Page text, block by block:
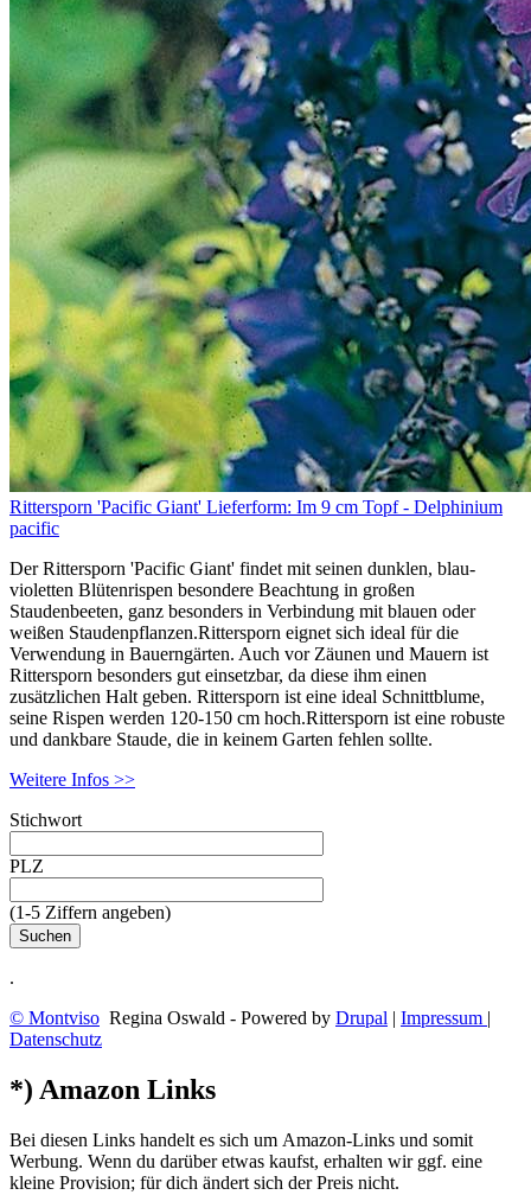
Rittersporn 'Pacific Giant' Lieferform: Im 9 cm Topf - Delphinium
pacific
Der Rittersporn 'Pacific Giant' findet mit seinen dunklen, blau-
violetten Blütenrispen besondere Beachtung in großen
Staudenbeeten, ganz besonders in Verbindung mit blauen oder
weißen Staudenpflanzen.Rittersporn eignet sich ideal für die
Verwendung in Bauerngärten. Auch vor Zäunen und Mauern ist
Rittersporn besonders gut einsetzbar, da diese ihm einen
zusätzlichen Halt geben. Rittersporn ist eine ideal Schnittblume,
seine Rispen werden 120-150 cm hoch.Rittersporn ist eine robuste
und dankbare Staude, die in keinem Garten fehlen sollte.
Weitere Infos >>
Stichwort
PLZ
(1-5 Ziffern angeben)
.
© Montviso Regina Oswald - Powered by Drupal | Impressum |
Datenschutz
*) Amazon Links
Bei diesen Links handelt es sich um Amazon-Links und somit
Werbung. Wenn du darüber etwas kaufst, erhalten wir ggf. eine
kleine Provision; für dich ändert sich der Preis nicht.